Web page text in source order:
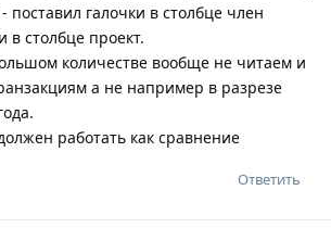
поставил галочки в столбце член
в столбце проект.
количестве вообще не читаем и
а не например в разрезе
работать как сравнение
Ответить